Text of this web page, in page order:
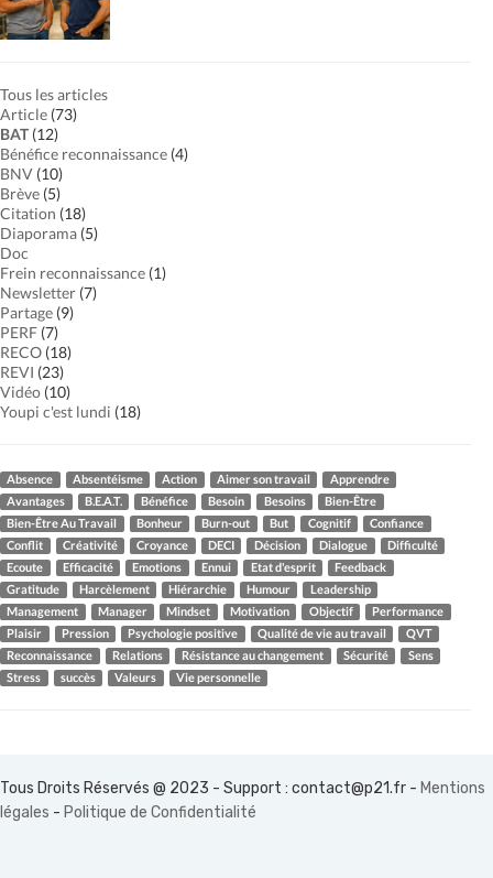
Tous les articles
Article (73)
BAT(12)
Bénéfice reconnaissance (4)
BNV (10)
Brève (5)
Citation (18)
Diaporama (5)
Doc
Frein reconnaissance (1)
Newsletter (7)
Partage (9)
PERF (7)
RECO (18)
REVI (23)
Vidéo (10)
Youpi c'est lundi (18)
Absence Absentéisme Action Aimer son travail
Apprendre
Avantages
B.E.A.T. Bénéfice Besoin Besoins
Bien-Être
Bien-Être Au Travail
Bonheur Burn-out But Cognitif
Confiance
Conflit
Créativité Croyance DECI Décision Dialogue
Difficulté
Ecoute
Efficacité Emotions Ennui Etat d'esprit
Feedback
Gratitude
Harcèlement Hiérarchie Humour
Leadership
Management
Manager Mindset Motivation Objectif
Performance
Plaisir
Pression Psychologie positive Qualité de vie au travail
QVT
Reconnaissance
Relations Résistance au changement Sécurité
Sens
Stress
succès Valeurs Vie personnelle
Tous Droits Réservés @ 2023 - Support : contact@p21.fr - Mentions
légales - Politique de Confidentialité